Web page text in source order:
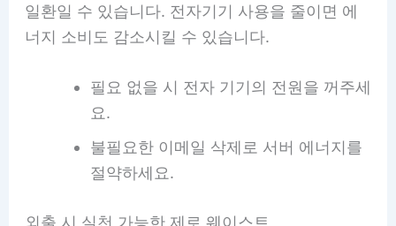
일환일 수 있습니다. 전자기기 사용을 줄이면 에
너지 소비도 감소시킬 수 있습니다.
필요 없을 시 전자 기기의 전원을 꺼주세
요.
불필요한 이메일 삭제로 서버 에너지를
절약하세요.